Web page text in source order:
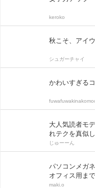
keroko
秋こそ、アイ
シュガーチャイ
かわいすぎる
大人気読者モ
れテクを真似
じゅーーん
パソコンメガ
オフィス用ま
maki.o